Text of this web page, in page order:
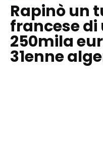
Rapinò un
francese di
250mila
31enne